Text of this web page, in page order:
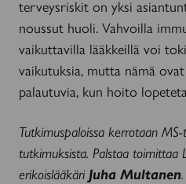
terveysriskit on yksi
noussut huoli. Vahvoilla
vaikuttavilla lääkkeillä voi
vaikutuksia, mutta nämä
palautuvia, kun hoito
Tutkimuspaloissa kerrotaan
tutkimuksista. Palstaa toimittaa
erikoislääkäri Juha Multanen.